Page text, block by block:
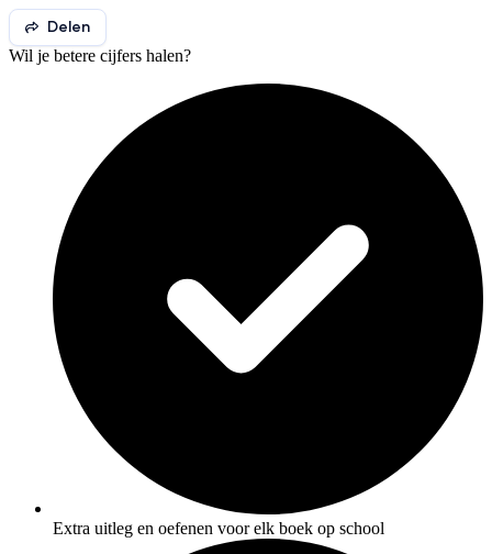
Delen
Wil je betere cijfers halen?
Extra uitleg en oefenen voor elk boek op school